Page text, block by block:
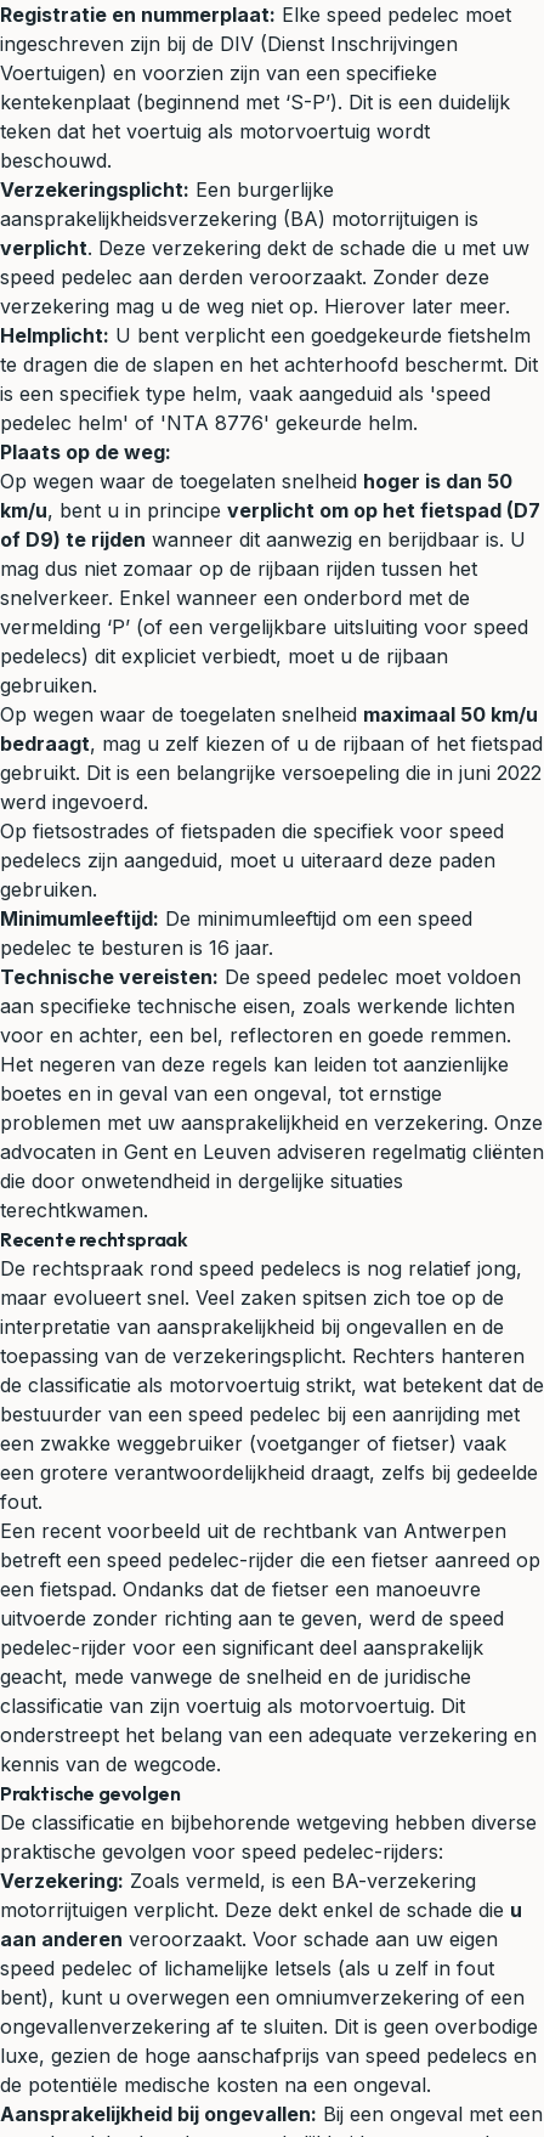
Registratie en nummerplaat: Elke speed pedelec moet
ingeschreven zijn bij de DIV (Dienst Inschrijvingen
Voertuigen) en voorzien zijn van een specifieke
kentekenplaat (beginnend met ‘S-P’). Dit is een duidelijk
teken dat het voertuig als motorvoertuig wordt
beschouwd.
Verzekeringsplicht: Een burgerlijke
aansprakelijkheidsverzekering (BA) motorrijtuigen is
verplicht. Deze verzekering dekt de schade die u met uw
speed pedelec aan derden veroorzaakt. Zonder deze
verzekering mag u de weg niet op. Hierover later meer.
Helmplicht: U bent verplicht een goedgekeurde fietshelm
te dragen die de slapen en het achterhoofd beschermt. Dit
is een specifiek type helm, vaak aangeduid als 'speed
pedelec helm' of 'NTA 8776' gekeurde helm.
Plaats op de weg:
Op wegen waar de toegelaten snelheid hoger is dan 50
km/u, bent u in principe verplicht om op het fietspad (D7
of D9) te rijden wanneer dit aanwezig en berijdbaar is. U
mag dus niet zomaar op de rijbaan rijden tussen het
snelverkeer. Enkel wanneer een onderbord met de
vermelding ‘P’ (of een vergelijkbare uitsluiting voor speed
pedelecs) dit expliciet verbiedt, moet u de rijbaan
gebruiken.
Op wegen waar de toegelaten snelheid maximaal 50 km/u
bedraagt, mag u zelf kiezen of u de rijbaan of het fietspad
gebruikt. Dit is een belangrijke versoepeling die in juni 2022
werd ingevoerd.
Op fietsostrades of fietspaden die specifiek voor speed
pedelecs zijn aangeduid, moet u uiteraard deze paden
gebruiken.
Minimumleeftijd: De minimumleeftijd om een speed
pedelec te besturen is 16 jaar.
Technische vereisten: De speed pedelec moet voldoen
aan specifieke technische eisen, zoals werkende lichten
voor en achter, een bel, reflectoren en goede remmen.
Het negeren van deze regels kan leiden tot aanzienlijke
boetes en in geval van een ongeval, tot ernstige
problemen met uw aansprakelijkheid en verzekering. Onze
advocaten in Gent en Leuven adviseren regelmatig cliënten
die door onwetendheid in dergelijke situaties
terechtkwamen.
Recente rechtspraak
De rechtspraak rond speed pedelecs is nog relatief jong,
maar evolueert snel. Veel zaken spitsen zich toe op de
interpretatie van aansprakelijkheid bij ongevallen en de
toepassing van de verzekeringsplicht. Rechters hanteren
de classificatie als motorvoertuig strikt, wat betekent dat de
bestuurder van een speed pedelec bij een aanrijding met
een zwakke weggebruiker (voetganger of fietser) vaak
een grotere verantwoordelijkheid draagt, zelfs bij gedeelde
fout.
Een recent voorbeeld uit de rechtbank van Antwerpen
betreft een speed pedelec-rijder die een fietser aanreed op
een fietspad. Ondanks dat de fietser een manoeuvre
uitvoerde zonder richting aan te geven, werd de speed
pedelec-rijder voor een significant deel aansprakelijk
geacht, mede vanwege de snelheid en de juridische
classificatie van zijn voertuig als motorvoertuig. Dit
onderstreept het belang van een adequate verzekering en
kennis van de wegcode.
Praktische gevolgen
De classificatie en bijbehorende wetgeving hebben diverse
praktische gevolgen voor speed pedelec-rijders:
Verzekering: Zoals vermeld, is een BA-verzekering
motorrijtuigen verplicht. Deze dekt enkel de schade die u
aan anderen veroorzaakt. Voor schade aan uw eigen
speed pedelec of lichamelijke letsels (als u zelf in fout
bent), kunt u overwegen een omniumverzekering of een
ongevallenverzekering af te sluiten. Dit is geen overbodige
luxe, gezien de hoge aanschafprijs van speed pedelecs en
de potentiële medische kosten na een ongeval.
Aansprakelijkheid bij ongevallen: Bij een ongeval met een